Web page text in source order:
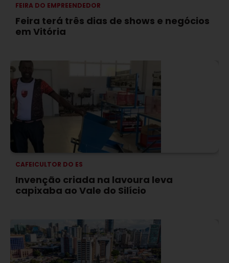
FEIRA DO EMPREENDEDOR
Feira terá três dias de shows e negócios
em Vitória
CAFEICULTOR DO ES
Invenção criada na lavoura leva
capixaba ao Vale do Silício